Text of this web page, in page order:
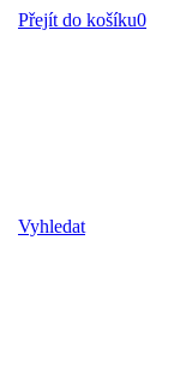
Přejít do košíku0
Vyhledat